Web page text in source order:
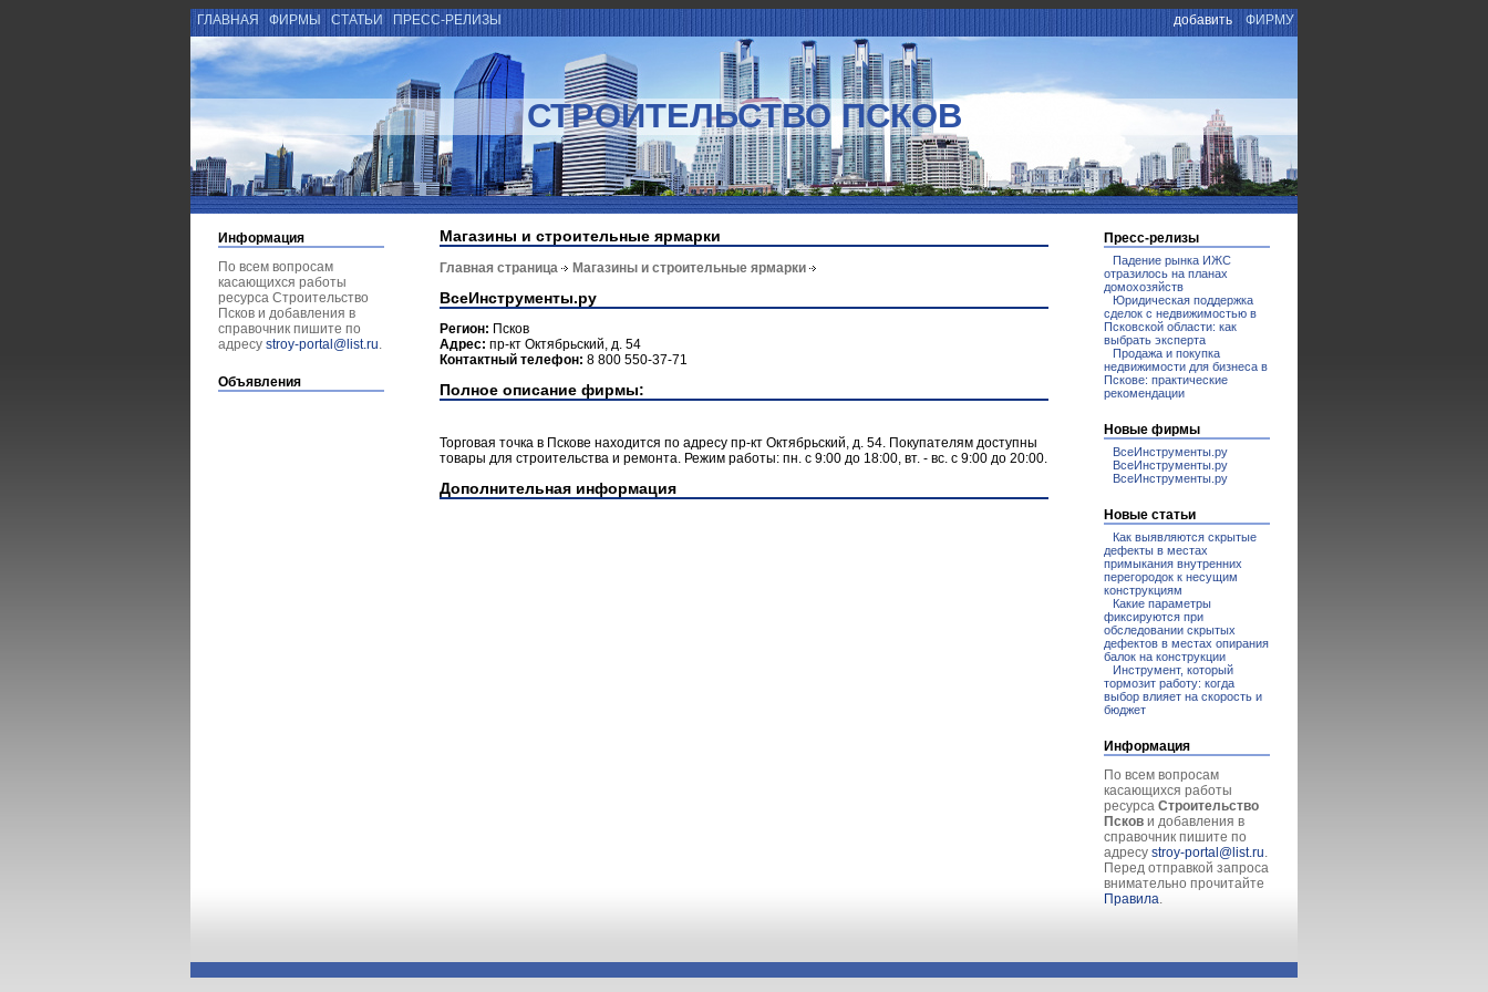
ГЛАВНАЯ ФИРМЫ СТАТЬИ ПРЕСС-РЕЛИЗЫ добавить ФИРМУ
СТРОИТЕЛЬСТВО ПСКОВ
Информация
По всем вопросам
касающихся работы
ресурса Строительство
Псков и добавления в
справочник пишите по
адресу stroy-portal@list.ru.
Объявления
Магазины и строительные ярмарки
Главная страница Магазины и строительные ярмарки
ВсеИнструменты.ру
Регион: Псков
Адрес: пр-кт Октябрьский, д. 54
Контактный телефон: 8 800 550-37-71
Полное описание фирмы:
Торговая точка в Пскове находится по адресу пр-кт Октябрьский, д. 54. Покупателям доступны
товары для строительства и ремонта. Режим работы: пн. с 9:00 до 18:00, вт. - вс. с 9:00 до 20:00.
Дополнительная информация
Пресс-релизы
Падение рынка ИЖС
отразилось на планах
домохозяйств
Юридическая поддержка
сделок с недвижимостью в
Псковской области: как
выбрать эксперта
Продажа и покупка
недвижимости для бизнеса в
Пскове: практические
рекомендации
Новые фирмы
ВсеИнструменты.ру
ВсеИнструменты.ру
ВсеИнструменты.ру
Новые статьи
Как выявляются скрытые
дефекты в местах
примыкания внутренних
перегородок к несущим
конструкциям
Какие параметры
фиксируются при
обследовании скрытых
дефектов в местах опирания
балок на конструкции
Инструмент, который
тормозит работу: когда
выбор влияет на скорость и
бюджет
Информация
По всем вопросам
касающихся работы
ресурса Строительство
Псков и добавления в
справочник пишите по
адресу stroy-portal@list.ru.
Перед отправкой запроса
внимательно прочитайте
Правила.